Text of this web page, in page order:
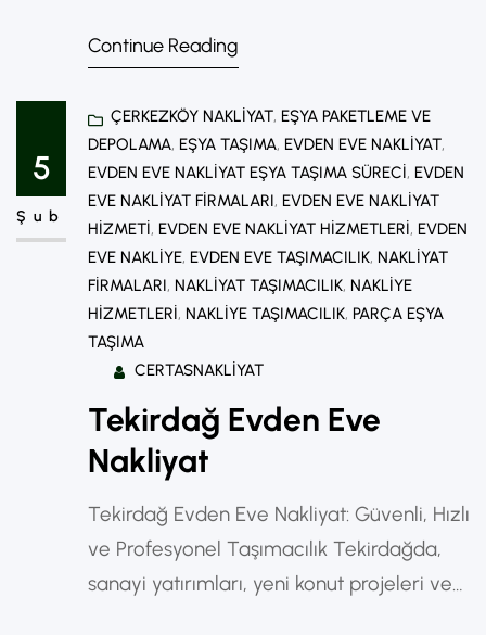
Kızılpınar, son yıllarda hem konut projeleri
Bu gelişime paralel olarak Kızılpınar evden
eve nakliyat hizmetlerine olan ihtiyaç da
her geçen gün artmaktadır. Çünkü
taşınma süreci, doğru firma tercih
edilmediğinde oldukça yorucu…
Continue Reading
5
Şub
ÇERKEZKÖY NAKLIYAT, EŞYA PAKETLEME VE
DEPOLAMA, EŞYA TAŞIMA, EVDEN EVE NAKLIYAT
EVDEN EVE NAKLIYAT EŞYA TAŞIMA SÜRECI, EVDEN
EVE NAKLIYAT FIRMALARI, EVDEN EVE NAKLIYAT
HIZMETI, EVDEN EVE NAKLIYAT HIZMETLERI, EVDEN
EVE NAKLIYE, EVDEN EVE TAŞIMACILIK, NAKLIYAT
FIRMALARI, NAKLIYAT TAŞIMACILIK, NAKLIYE
HIZMETLERI, NAKLIYE TAŞIMACILIK, PARÇA EŞYA
TAŞIMA
CERTASNAKLIYAT
Tekirdağ Evden Eve
Nakliyat
Tekirdağ Evden Eve Nakliyat: Güvenli, Hızlı
ve Profesyonel Taşımacılık Tekirdağda,
sanayi yatırımları, yeni konut projeleri ve